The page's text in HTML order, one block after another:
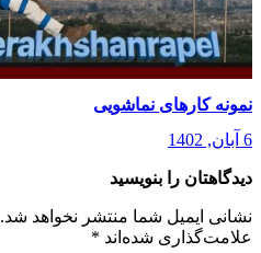
نمونه کارهای نماشویی
6 آبان, 1402
دیدگاهتان را بنویسید
نشانی ایمیل شما منتشر نخواهد شد.
علامت‌گذاری شده‌اند *